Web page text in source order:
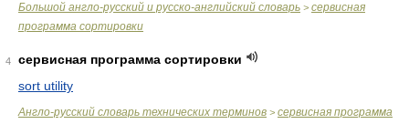
Большой англо-русский и русско-английский словарь > сервисная
программа сортировки
4
сервисная программа сортировки
sort utility
Англо-русский словарь технических терминов > сервисная программа